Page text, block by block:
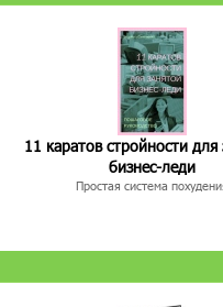
11 каратов стройности для
бизнес-леди
Простая система